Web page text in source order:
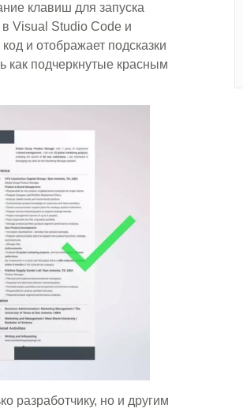
клавиш для запуска
Visual Studio Code и
и отображает подсказки
как подчеркнутые красным
разработчику, но и другим